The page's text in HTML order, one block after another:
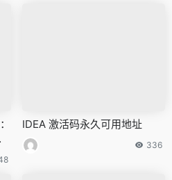
IDEA 激活码永久可用地址
336